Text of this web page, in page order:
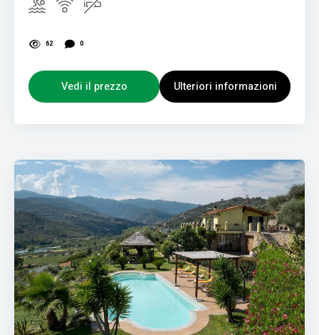
62 0
Vedi il prezzo Ulteriori informazioni